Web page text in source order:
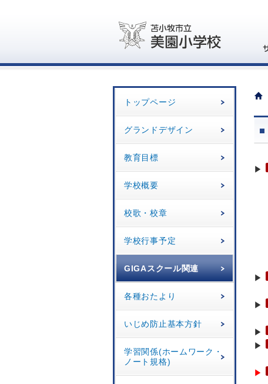
トップページ
グランドデザイン
教育目標
学校概要
校歌・校章
学校行事予定
GIGAスクール関連
各種おたより
いじめ防止基本方針
学習関係(ホームワーク・
ノート規格)
▶
▶
▶
▶
▶
▶